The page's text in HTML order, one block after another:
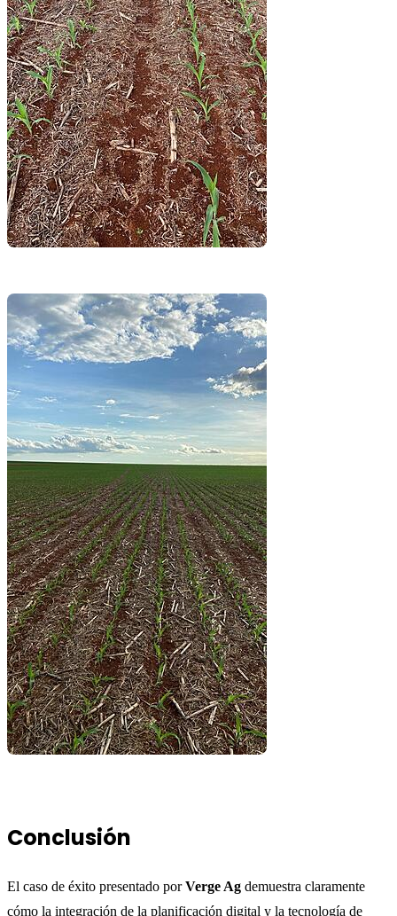
Conclusión
El caso de éxito presentado porVerge Ag demuestra claramente
cómo la integración de la planificación digital y la tecnología de